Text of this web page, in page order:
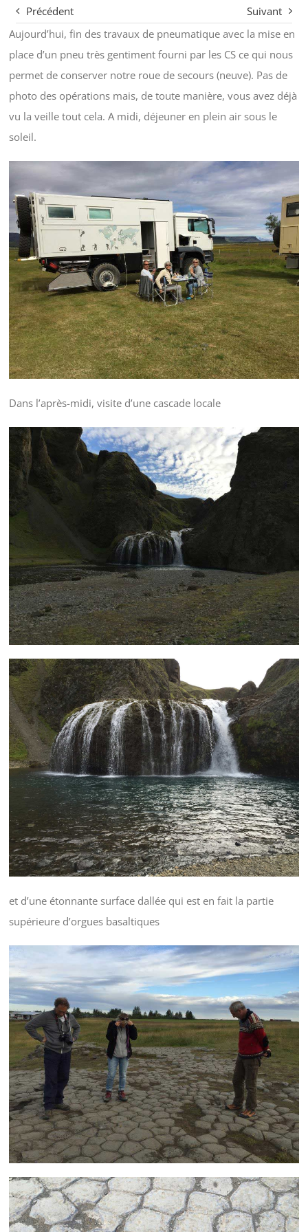
Précédent
Suivant
Aujourd’hui, fin des travaux de pneumatique avec la mise en
place d’un pneu très gentiment fourni par les CS ce qui nous
permet de conserver notre roue de secours (neuve). Pas de
photo des opérations mais, de toute manière, vous avez déjà
vu la veille tout cela. A midi, déjeuner en plein air sous le
soleil.
Dans l’après-midi, visite d’une cascade locale
et d’une étonnante surface dallée qui est en fait la partie
supérieure d’orgues basaltiques